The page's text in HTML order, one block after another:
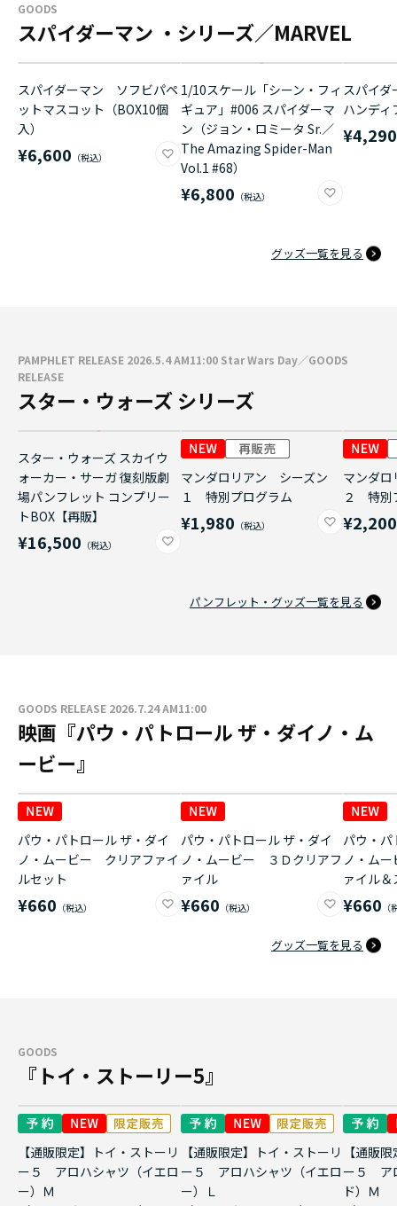
GOODS
スパイダーマン ・シリーズ／MARVEL
スパイダーマン ソフビパペ
ットマスコット（BOX10個
入）
¥6,600
1/10スケール「シーン・フィ
ギュア」#006 スパイダーマ
ン（ジョン・ロミータ Sr.／
The Amazing Spider-Man
Vol.1 #68）
¥6,800
スパイ
ハンディ
¥4,290
グッズ一覧を見る
PAMPHLET RELEASE 2026.5.4 AM11:00 Star Wars Day／GOODS
RELEASE
スター・ウォーズ シリーズ
スター・ウォーズ スカイウ
ォーカー・サーガ 復刻版劇
場パンフレット コンプリー
トBOX【再販】
¥16,500
マンダロリアン シーズン
１ 特別プログラム
¥1,980
マンダ
２ 特別
¥2,200
パンフレット・グッズ一覧を見る
GOODS RELEASE 2026.7.24 AM11:00
映画『パウ・パトロール ザ・ダイノ・ム
ービー』
パウ・パトロール ザ・ダイ
ノ・ムービー クリアファイ
ルセット
¥660
パウ・パトロール ザ・ダイ
ノ・ムービー ３Ｄクリアフ
ァイル
¥660
パウ・パ
ノ・ム
ァイル
¥660
グッズ一覧を見る
GOODS
『トイ・ストーリー5』
【通販限定】トイ・ストーリ
ー５ アロハシャツ（イエロ
ー）Ｍ
【通販限定】トイ・ストーリ
ー５ アロハシャツ（イエロ
ー）Ｌ
【通販
ー５ ア
ド）Ｍ